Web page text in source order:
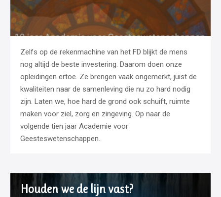
Zelfs op de rekenmachine van het FD blijkt de mens
nog altijd de beste investering. Daarom doen onze
opleidingen ertoe. Ze brengen vaak ongemerkt, juist de
kwaliteiten naar de samenleving die nu zo hard nodig
zijn. Laten we, hoe hard de grond ook schuift, ruimte
maken voor ziel, zorg en zingeving. Op naar de
volgende tien jaar Academie voor
Geesteswetenschappen.
Houden we de lijn vast?